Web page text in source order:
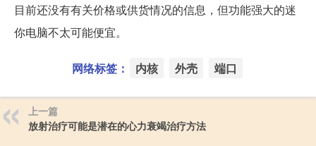
目前还没有有关价格或供货情况的信息，但功能强大的迷
你电脑不太可能便宜。
网络标签： 内核 外壳 端口
上一篇
放射治疗可能是潜在的心力衰竭治疗方法